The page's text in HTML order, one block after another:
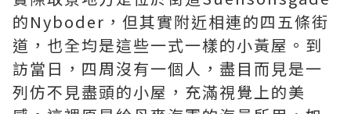
的Nyboder，但其實附近相連的四五條街
道，也全均是這些一式一樣的小黃屋。到
訪當日，四周沒有一個人，盡目而見是一
列仿不見盡頭的小屋，充滿視覺上的美